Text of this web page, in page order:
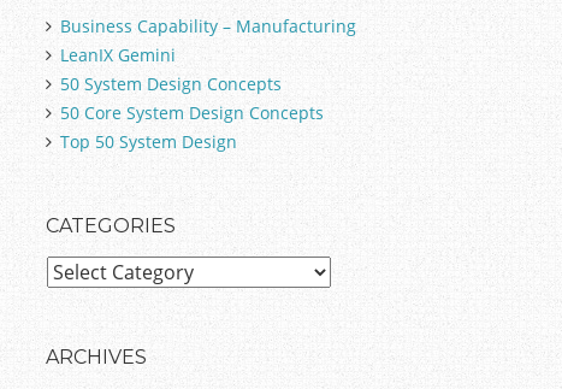
Business Capability – Manufacturing
LeanIX Gemini
50 System Design Concepts
50 Core System Design Concepts
Top 50 System Design
CATEGORIES
C
t
e
ARCHIVES